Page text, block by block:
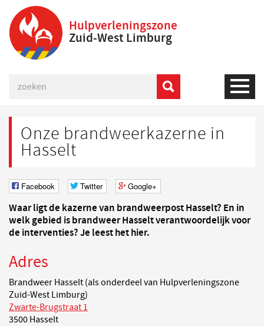
Hulpverleningszone
Zuid-West Limburg
Onze brandweerkazerne in
Hasselt
Facebook Twitter Google+
Waar ligt de kazerne van brandweerpost Hasselt? En in
welk gebied is brandweer Hasselt verantwoordelijk voor
de interventies? Je leest het hier.
Adres
Brandweer Hasselt (als onderdeel van Hulpverleningszone
Zuid-West Limburg)
Zwarte-Brugstraat 1
3500 Hasselt